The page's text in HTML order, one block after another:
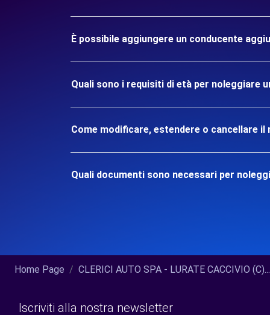
È possibile aggiungere un conducente
Quali sono i requisiti di età per noleggiare
Come modificare, estendere o cancellare il
Quali documenti sono necessari per
Home Page CLERICI AUTO SPA - LURATE CACCIVIO (C)...
Iscriviti alla nostra newsletter